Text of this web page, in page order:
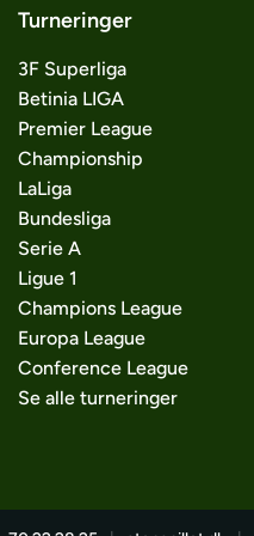
Turneringer
3F Superliga
Betinia LIGA
Premier League
Championship
LaLiga
Bundesliga
Serie A
Ligue 1
Champions League
Europa League
Conference League
Se alle turneringer